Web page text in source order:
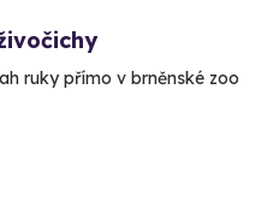
ruky přímo v brněnské zoo